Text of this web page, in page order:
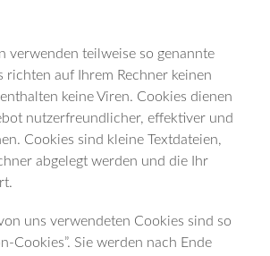
verwenden teilweise so genannte
richten auf Ihrem Rechner keinen
keine Viren. Cookies dienen
nutzerfreundlicher, effektiver und
Cookies sind kleine Textdateien,
abgelegt werden und die Ihr
uns verwendeten Cookies sind so
Cookies”. Sie werden nach Ende